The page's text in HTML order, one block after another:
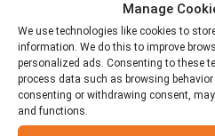
Manage
We use technologies like cookies to
information. We do this to improve
personalized ads. Consenting to these
process data such as browsing
consenting or withdrawing consent,
and functions.
Información